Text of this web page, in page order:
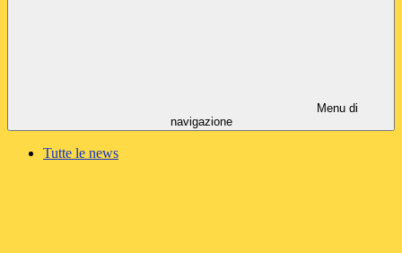
Menu di
navigazione
Tutte le news